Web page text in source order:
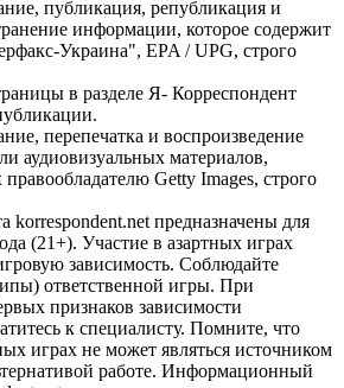
публикация, републикация и
информации, которое содержит
Украина", EPA / UPG, строго
в разделе Я- Корреспондент
перепечатка и воспроизведение
аудиовизуальных материалов,
Getty Images, строго
korrespondent.net предназначены для
(21+). Участие в азартных играх
зависимость. Соблюдайте
ответственной игры. При
признаков зависимости
к специалисту. Помните, что
играх не может являться источником
работе. Информационный